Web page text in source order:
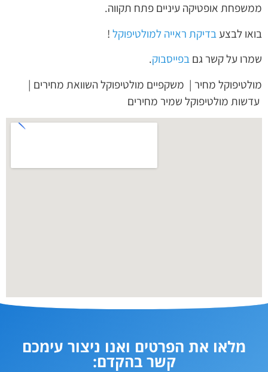
ממשפחת אופטיקה עיניים פתח תקווה.
בואו לבצע בדיקת ראייה למולטיפוקל !
שמרו על קשר גם בפייסבוק.
מולטיפוקל מחיר | משקפיים מולטיפוקל השוואת מחירים |
עדשות מולטיפוקל שמיר מחירים
מלאו את הפרטים ואנו ניצור עימכם
קשר בהקדם: